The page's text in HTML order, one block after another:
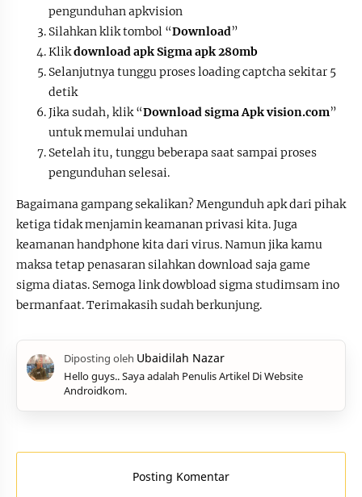
pengunduhan apkvision
Silahkan klik tombol “Download”
Klikdownload apk Sigma apk 280mb
Selanjutnya tunggu proses loading captcha sekitar 5
detik
Jika sudah, klik “Download sigma Apk vision.com”
untuk memulai unduhan
Setelah itu, tunggu beberapa saat sampai proses
pengunduhan selesai.
Bagaimana gampang sekalikan? Mengunduh apk dari pihak
ketiga tidak menjamin keamanan privasi kita. Juga
keamanan handphone kita dari virus. Namun jika kamu
maksa tetap penasaran silahkan download saja game
sigma diatas. Semoga link dowbload sigma studimsam ino
bermanfaat. Terimakasih sudah berkunjung.
Hello guys.. Saya adalah Penulis Artikel Di Website
Androidkom.
Posting Komentar